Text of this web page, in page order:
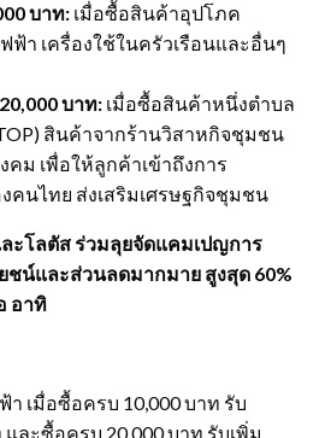
บาท: เมื่อซื้อสินค้าอุปโภค
ฟ้า เครื่องใช้ในครัวเรือนและอื่นๆ
บาท: เมื่อซื้อสินค้าหนึ่งตำบล
สินค้าจากร้านวิสาหกิจชุมชน
คม เพื่อให้ลูกค้าเข้าถึงการ
นไทย ส่งเสริมเศรษฐกิจชุมชน
ะโลตัส ร่วมลุยจัดแคมเปญการ
ชน์และส่วนลดมากมาย สูงสุด 60%
อาทิ
า เมื่อซื้อครบ 10,000 บาท รับ
ละซื้อครบ 20,000 บาท รับเพิ่ม